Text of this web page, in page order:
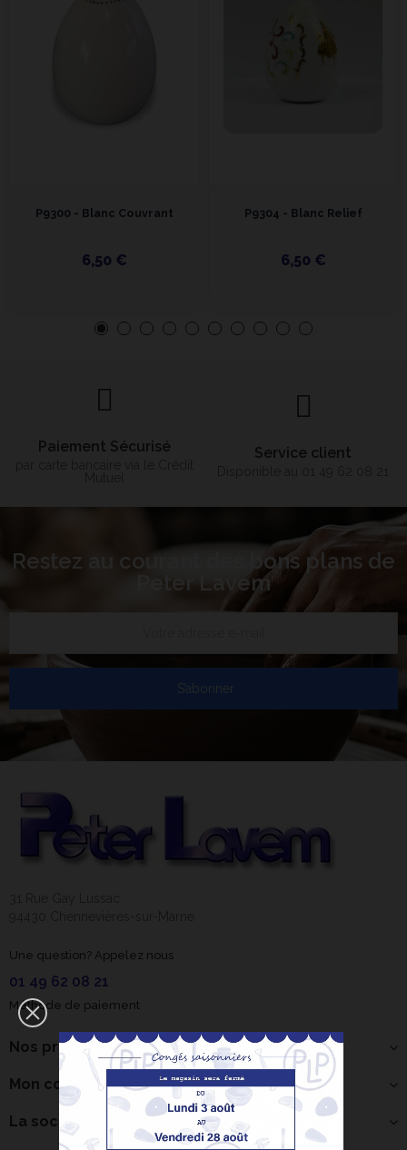
P9300 - Blanc Couvrant
6,50 €
P9304 - Blanc Relief
6,50 €
Bonjour ! Je suis
votre expert IA
Paiement Sécurisé Service client
Restez au courant des bons plans de
Peter Lavem
S’abonner
Une question? Appelez nous
01 49 62 08 21
Méthode de paiement
Nos produits
Mon compte
La société